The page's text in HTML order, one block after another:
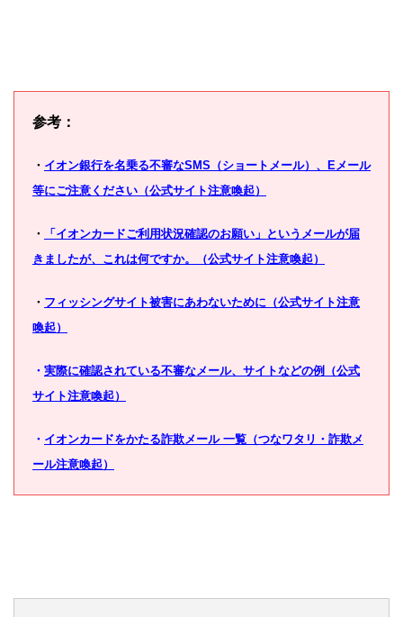
参考：
・ イオン銀行を名乗る不審なSMS（ショートメール）、Eメール
等にご注意ください（公式サイト注意喚起）
・
「イオンカードご利用状況確認のお願い」というメールが届
きましたが、これは何ですか。（公式サイト注意喚起）
・ フィッシングサイト被害にあわないために（公式サイト注意
喚起）
・ 実際に確認されている不審なメール、サイトなどの例（公式
サイト注意喚起）
・ イオンカードをかたる詐欺メール 一覧（つなワタリ・詐欺メ
ール注意喚起）